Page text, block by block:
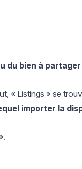
du bien à
« Listings » se
importer la
».